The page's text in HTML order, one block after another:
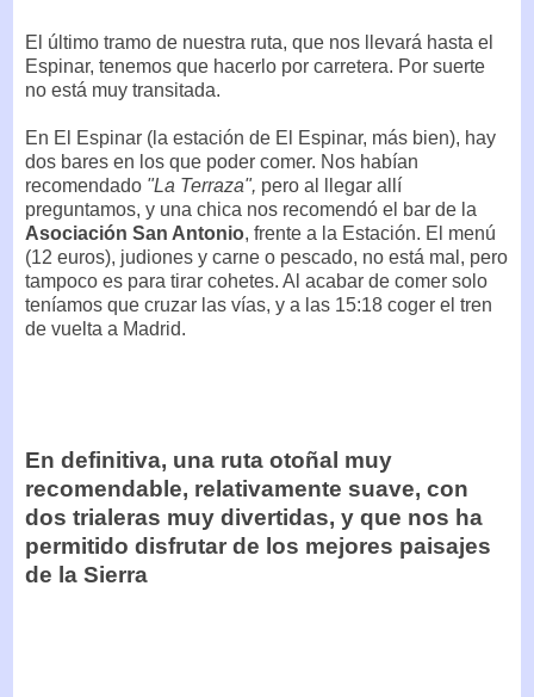
El último tramo de nuestra ruta, que nos llevará hasta el
Espinar, tenemos que hacerlo por carretera. Por suerte
no está muy transitada.
En El Espinar (la estación de El Espinar, más bien), hay
dos bares en los que poder comer. Nos habían
recomendado "La Terraza", pero al llegar allí
preguntamos, y una chica nos recomendó el bar de la
Asociación San Antonio, frente a la Estación. El menú
(12 euros), judiones y carne o pescado, no está mal, pero
tampoco es para tirar cohetes. Al acabar de comer solo
teníamos que cruzar las vías, y a las 15:18 coger el tren
de vuelta a Madrid.
En definitiva, una ruta otoñal muy
recomendable, relativamente suave, con
dos trialeras muy divertidas, y que nos ha
permitido disfrutar de los mejores paisajes
de la Sierra